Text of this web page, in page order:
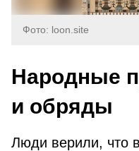
Фото: loon.site
Народные
и обряды
Люди верили, что